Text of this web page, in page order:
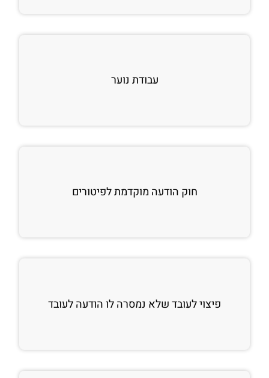
עבודת נוער
חוק הודעה מוקדמת לפיטורים
פיצוי לעובד שלא נמסרה לו הודעה לעובד